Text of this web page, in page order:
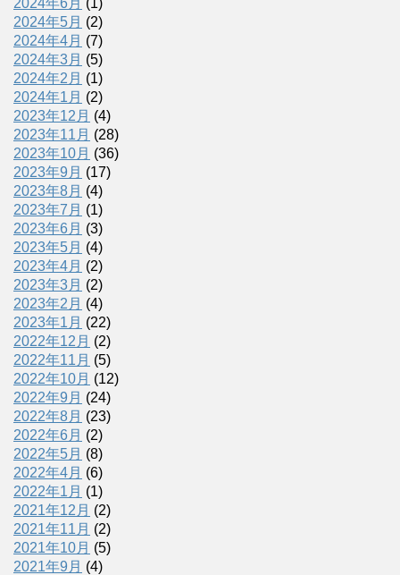
2024年5月 (2)
2024年4月 (7)
2024年3月 (5)
2024年2月 (1)
2024年1月 (2)
2023年12月 (4)
2023年11月 (28)
2023年10月 (36)
2023年9月 (17)
2023年8月 (4)
2023年7月 (1)
2023年6月 (3)
2023年5月 (4)
2023年4月 (2)
2023年3月 (2)
2023年2月 (4)
2023年1月 (22)
2022年12月 (2)
2022年11月 (5)
2022年10月 (12)
2022年9月 (24)
2022年8月 (23)
2022年6月 (2)
2022年5月 (8)
2022年4月 (6)
2022年1月 (1)
2021年12月 (2)
2021年11月 (2)
2021年10月 (5)
2021年9月 (4)